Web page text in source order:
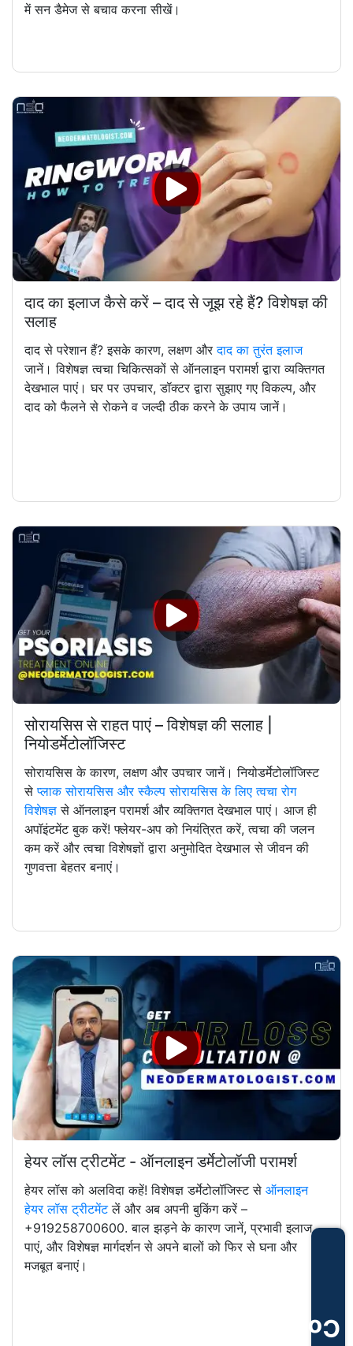
में सन डैमेज से बचाव करना सीखें।
दाद का इलाज कैसे करें – दाद से जूझ रहे हैं? विशेषज्ञ की
सलाह
दाद से परेशान हैं? इसके कारण, लक्षण औरदाद का तुरंत इलाज
जानें। विशेषज्ञ त्वचा चिकित्सकों से ऑनलाइन परामर्श द्वारा व्यक्तिगत
देखभाल पाएं। घर पर उपचार, डॉक्टर द्वारा सुझाए गए विकल्प, और
दाद को फैलने से रोकने व जल्दी ठीक करने के उपाय जानें।
सोरायसिस से राहत पाएं – विशेषज्ञ की सलाह |
नियोडर्मेटोलॉजिस्ट
सोरायसिस के कारण, लक्षण और उपचार जानें। नियोडर्मेटोलॉजिस्ट
सेप्लाक सोरायसिस और स्कैल्प सोरायसिस के लिए त्वचा रोग
विशेषज्ञ से ऑनलाइन परामर्श और व्यक्तिगत देखभाल पाएं। आज ही
अपॉइंटमेंट बुक करें! फ्लेयर-अप को नियंत्रित करें, त्वचा की जलन
कम करें और त्वचा विशेषज्ञों द्वारा अनुमोदित देखभाल से जीवन की
गुणवत्ता बेहतर बनाएं।
हेयर लॉस ट्रीटमेंट - ऑनलाइन डर्मेटोलॉजी परामर्श
हेयर लॉस को अलविदा कहें! विशेषज्ञ डर्मेटोलॉजिस्ट से ऑनलाइन
हेयर लॉस ट्रीटमेंटलें और अब अपनी बुकिंग करें –
+919258700600. बाल झड़ने के कारण जानें, प्रभावी इलाज
पाएं, और विशेषज्ञ मार्गदर्शन से अपने बालों को फिर से घना और
मजबूत बनाएं।
Consultation